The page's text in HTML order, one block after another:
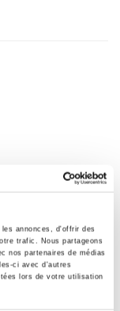
annonces, d'offrir des
trafic. Nous partageons
nos partenaires de médias
ci avec d'autres
lors de votre utilisation